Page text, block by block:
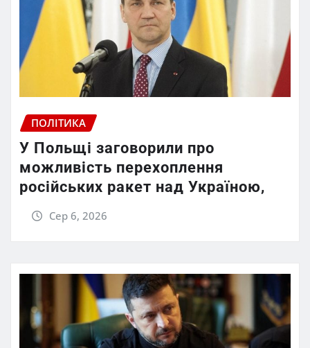
ПОЛІТИКА
У Польщі заговорили про
можливість перехоплення
російських ракет над Україною,
Сер 6, 2026